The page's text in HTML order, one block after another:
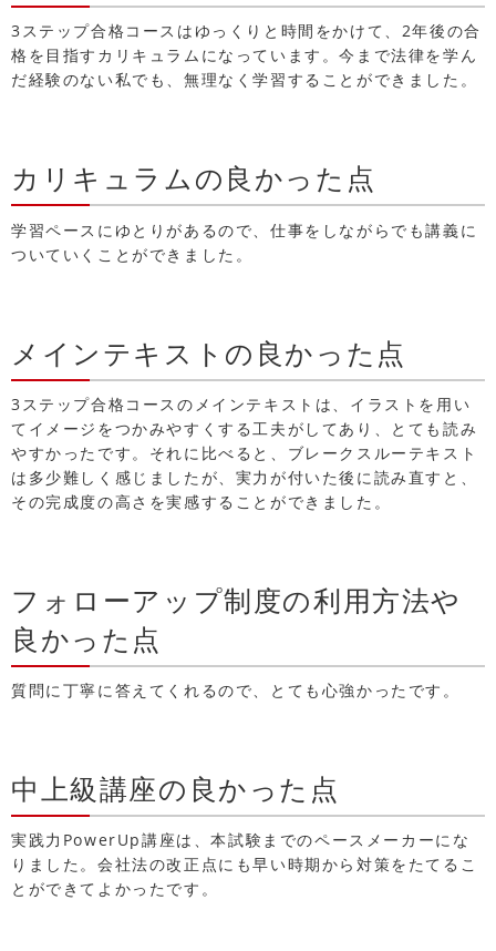
3ステップ合格コースはゆっくりと時間をかけて、2年後の合
格を目指すカリキュラムになっています。今まで法律を学ん
だ経験のない私でも、無理なく学習することができました。
カリキュラムの良かった点
学習ペースにゆとりがあるので、仕事をしながらでも講義に
ついていくことができました。
メインテキストの良かった点
3ステップ合格コースのメインテキストは、イラストを用い
てイメージをつかみやすくする工夫がしてあり、とても読み
やすかったです。それに比べると、ブレークスルーテキスト
は多少難しく感じましたが、実力が付いた後に読み直すと、
その完成度の高さを実感することができました。
フォローアップ制度の利用方法や
良かった点
質問に丁寧に答えてくれるので、とても心強かったです。
中上級講座の良かった点
実践力PowerUp講座は、本試験までのペースメーカーにな
りました。会社法の改正点にも早い時期から対策をたてるこ
とができてよかったです。